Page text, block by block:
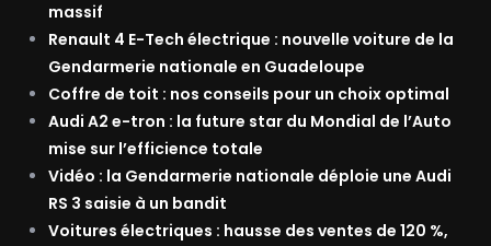
massif
Renault 4 E-Tech électrique : nouvelle voiture de la
Gendarmerie nationale en Guadeloupe
Coffre de toit : nos conseils pour un choix optimal
Audi A2 e-tron : la future star du Mondial de l’Auto
mise sur l’efficience totale
Vidéo : la Gendarmerie nationale déploie une Audi
RS 3 saisie à un bandit
Voitures électriques : hausse des ventes de 120 %,